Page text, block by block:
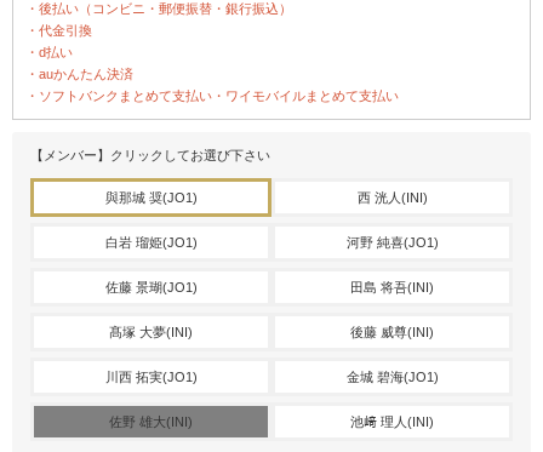
・後払い（コンビニ・郵便振替・銀行振込）
・代金引換
・d払い
・auかんたん決済
・ソフトバンクまとめて支払い・ワイモバイルまとめて支払い
【メンバー】クリックしてお選び下さい
與那城 奨(JO1) 西 洸人(INI)
白岩 瑠姫(JO1) 河野 純喜(JO1)
佐藤 景瑚(JO1) 田島 将吾(INI)
髙塚 大夢(INI) 後藤 威尊(INI)
川西 拓実(JO1) 金城 碧海(JO1)
佐野 雄大(INI) 池﨑 理人(INI)